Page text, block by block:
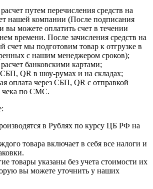
путем перечисления средств на
нашей компании (После подписания
вы можете оплатить счет в течении
времени. После зачисления средств на
счет мы подготовим товар к отгрузке в
с нашим менеджером сроков);
банковскими картами;
QR в шоу-румах и на складах;
оплата через СБП, QR с отправкой
чека по СМС.
в Рублях по курсу ЦБ РФ на
товара включает в себя все налоги и
товары указаны без учета стоимости их
вы можете уточнить у наших